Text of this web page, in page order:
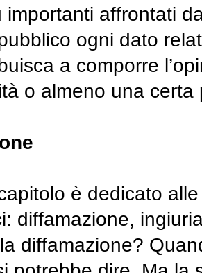
importanti affrontati
ogni dato
a comporre
o almeno una certa
è dedicato
diffamazione,
diffamazione?